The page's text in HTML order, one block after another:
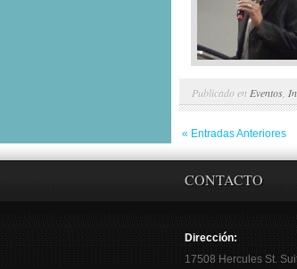
Publicado en Eventos
« Entradas Anteriores
CONTACTO
Dirección:
17508 Hercules St.